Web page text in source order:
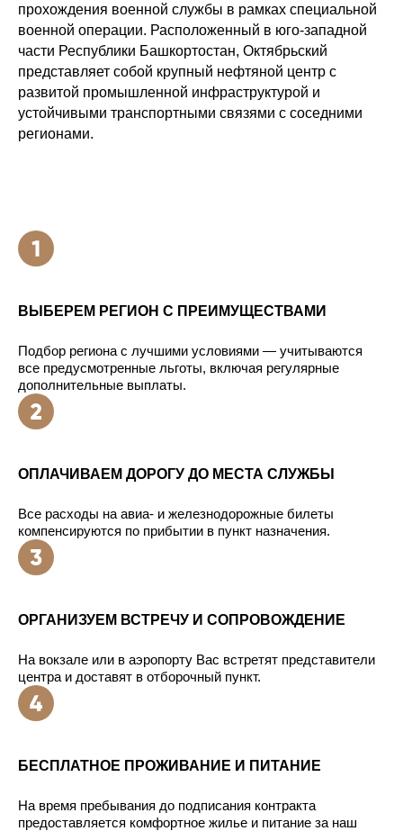
прохождения военной службы в рамках специальной
военной операции. Расположенный в юго-западной
части Республики Башкортостан, Октябрьский
представляет собой крупный нефтяной центр с
развитой промышленной инфраструктурой и
устойчивыми транспортными связями с соседними
регионами.
ВЫБЕРЕМ РЕГИОН С ПРЕИМУЩЕСТВАМИ
Подбор региона с лучшими условиями — учитываются
все предусмотренные льготы, включая регулярные
дополнительные выплаты.
ОПЛАЧИВАЕМ ДОРОГУ ДО МЕСТА СЛУЖБЫ
Все расходы на авиа- и железнодорожные билеты
компенсируются по прибытии в пункт назначения.
ОРГАНИЗУЕМ ВСТРЕЧУ И СОПРОВОЖДЕНИЕ
На вокзале или в аэропорту Вас встретят представители
центра и доставят в отборочный пункт.
БЕСПЛАТНОЕ ПРОЖИВАНИЕ И ПИТАНИЕ
На время пребывания до подписания контракта
предоставляется комфортное жилье и питание за наш